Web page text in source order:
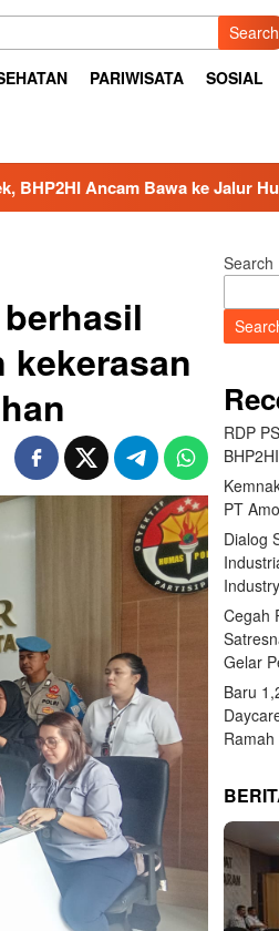
Search
PARIWISATA SOSIAL
Jalur Hukum Kemnaker
kekerasan
Search
RDP
PT
Dialog
Industry
Cegah
Gelar
Baru